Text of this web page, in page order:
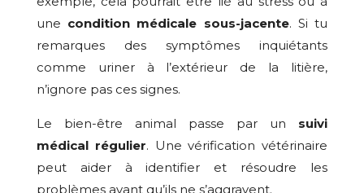
une condition médicale sous-jacente. Si tu
remarques des symptômes inquiétants
comme uriner à l’extérieur de la litière,
n’ignore pas ces signes.
Le bien-être animal passe par un suivi
médical régulier. Une vérification vétérinaire
peut aider à identifier et résoudre les
problèmes avant qu’ils ne s’aggravent.